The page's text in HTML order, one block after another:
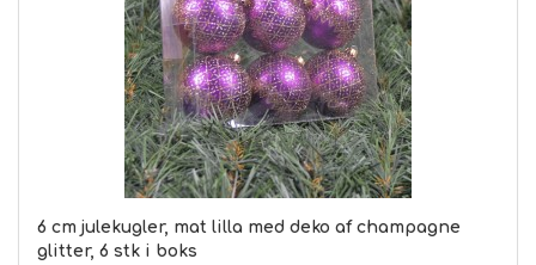
6 cm julekugler, mat lilla med deko af champagne
glitter, 6 stk i boks